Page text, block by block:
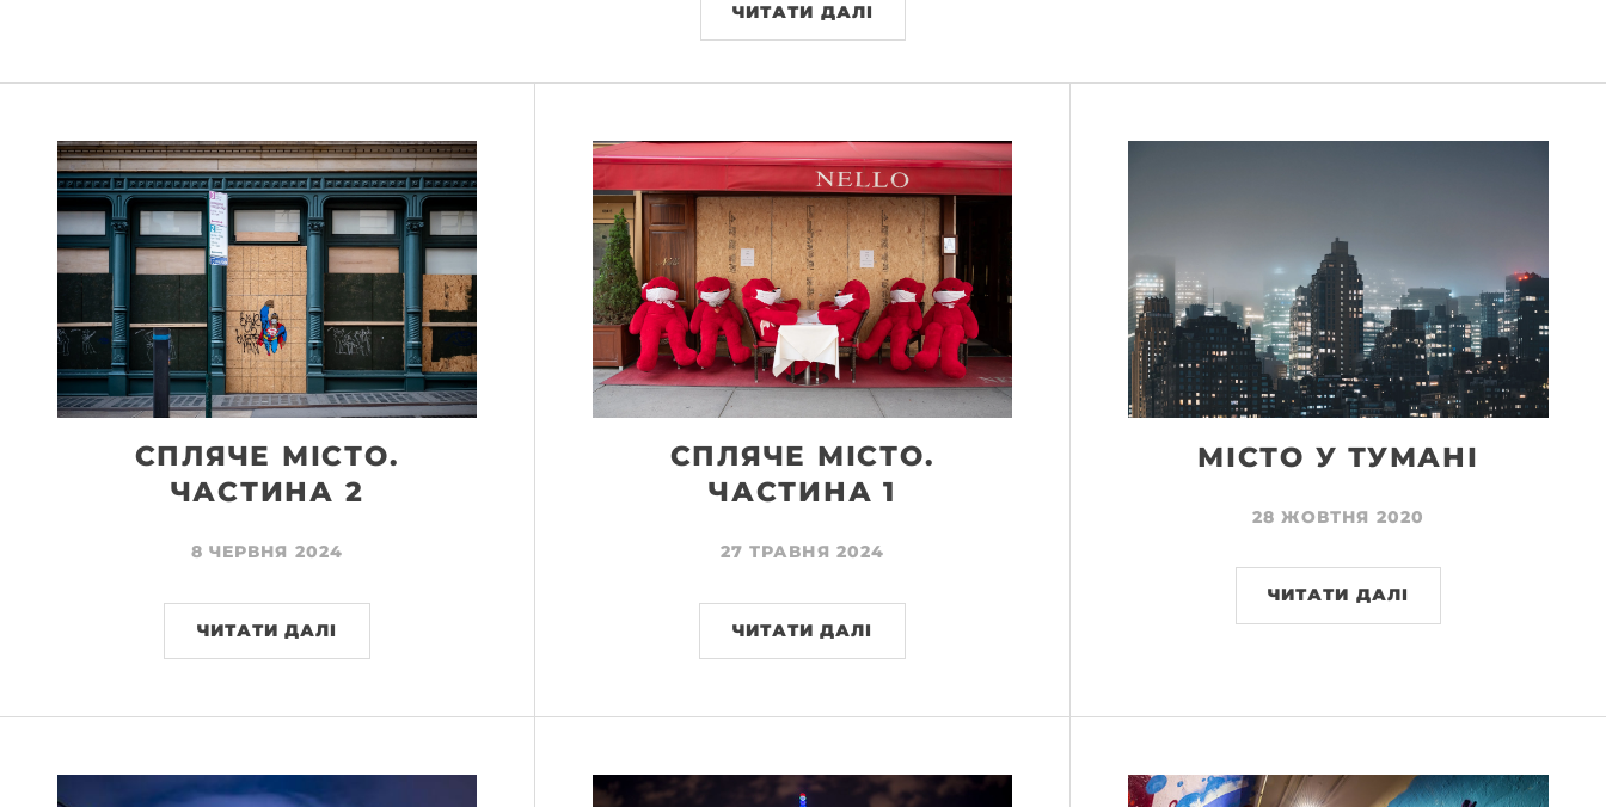
ЧИТАТИ ДАЛІ
СПЛЯЧЕ МІСТО.
ЧАСТИНА 2
8 ЧЕРВНЯ 2024
ЧИТАТИ ДАЛІ
СПЛЯЧЕ МІСТО.
ЧАСТИНА 1
27 ТРАВНЯ 2024
ЧИТАТИ ДАЛІ
МІСТО У ТУМАНІ
28 ЖОВТНЯ 2020
ЧИТАТИ ДАЛІ